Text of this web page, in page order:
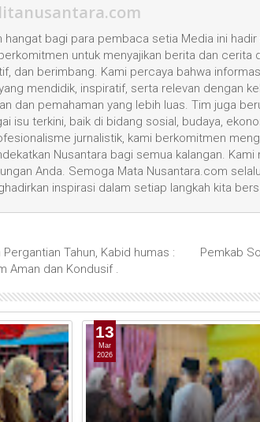
hangat bagi para pembaca setia Media ini
untuk menyajikan berita dan cerita
dan berimbang. Kami percaya bahwa
mendidik, inspiratif, serta relevan dengan
dan pemahaman yang lebih luas. Tim juga
isu terkini, baik di bidang sosial, budaya,
jurnalistik, kami berkomitmen
Nusantara bagi semua kalangan.
Anda. Semoga Mata Nusantara.com
inspirasi dalam setiap langkah kita
Tahun, Kabid humas :
Aman dan Kondusif .
Pemkab
13
Mar
2026